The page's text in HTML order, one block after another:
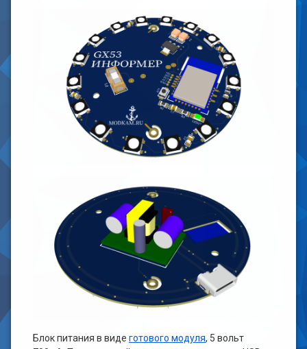
Блок питания в виде готового модуля, 5 вольт